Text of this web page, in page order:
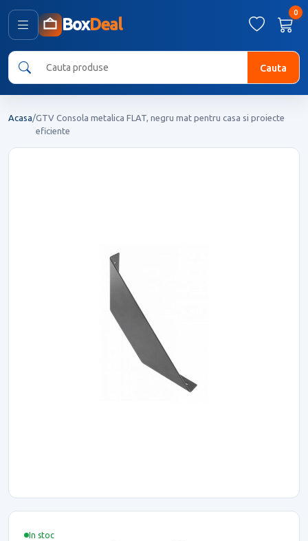
BoxDeal
0
Cauta
Acasa/GTV Consola metalica FLAT, negru mat pentru casa si proiecte
eficiente
In stoc